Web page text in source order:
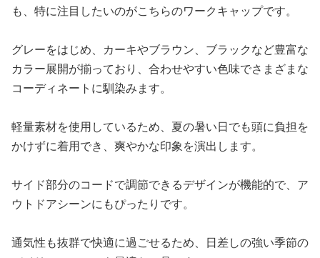
も、特に注目したいのがこちらのワークキャップです。
グレーをはじめ、カーキやブラウン、ブラックなど豊富な
カラー展開が揃っており、合わせやすい色味でさまざまな
コーディネートに馴染みます。
軽量素材を使用しているため、夏の暑い日でも頭に負担を
かけずに着用でき、爽やかな印象を演出します。
サイド部分のコードで調節できるデザインが機能的で、ア
ウトドアシーンにもぴったりです。
通気性も抜群で快適に過ごせるため、日差しの強い季節の